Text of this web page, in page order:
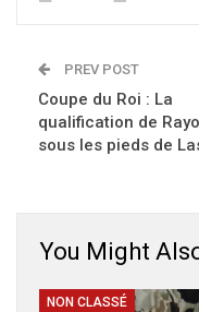
PREV POST
Coupe du Roi : La
qualification de Rayo
sous les pieds de
You Might
NON CLASSÉ